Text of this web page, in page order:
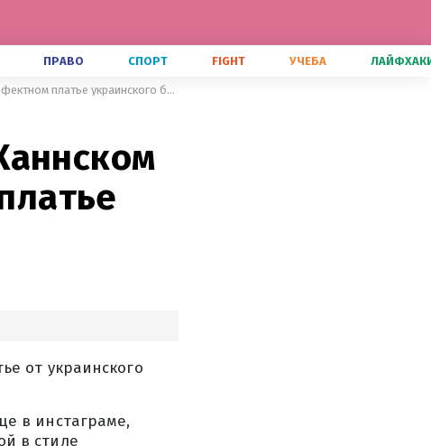
ПРАВО СПОРТ FIGHT УЧЕБА
Катя Осадчая засветилась на Каннском кинофестивале в эффектном платье украинского бренда
от украинского
в инстаграме,
в стиле